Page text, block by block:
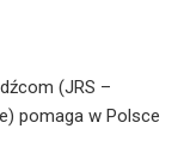
(JRS –
pomaga w Polsce